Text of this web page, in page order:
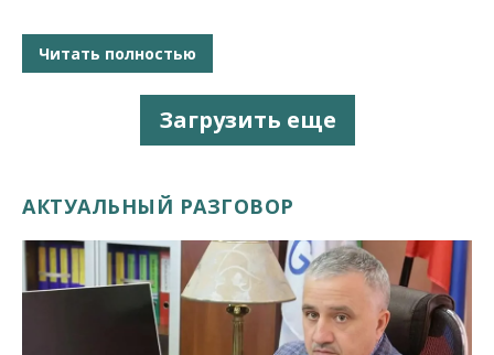
Читать полностью
Загрузить еще
АКТУАЛЬНЫЙ РАЗГОВОР